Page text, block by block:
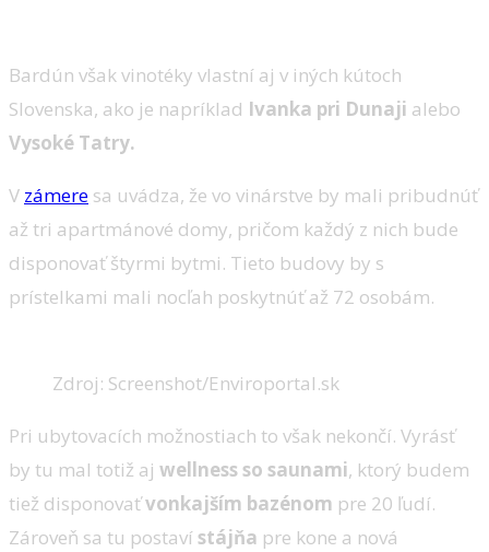
Bardún však vinotéky vlastní aj v iných kútoch
Slovenska, ako je napríklad Ivanka pri Dunaji alebo
Vysoké Tatry.
V zámere sa uvádza, že vo vinárstve by mali pribudnúť
až tri apartmánové domy, pričom každý z nich bude
disponovať štyrmi bytmi. Tieto budovy by s
prístelkami mali nocľah poskytnúť až 72 osobám.
Zdroj: Screenshot/Enviroportal.sk
Pri ubytovacích možnostiach to však nekončí. Vyrásť
by tu mal totiž aj wellness so saunami, ktorý budem
tiež disponovaťvonkajším bazénom pre 20 ľudí.
Zároveň sa tu postaví stájňa pre kone a nová